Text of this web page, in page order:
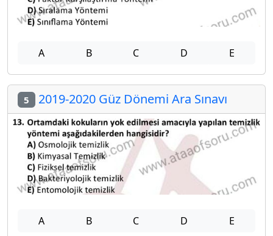
A B C D E
5 2019-2020 Güz Dönemi Ara Sınavı
A B C D E